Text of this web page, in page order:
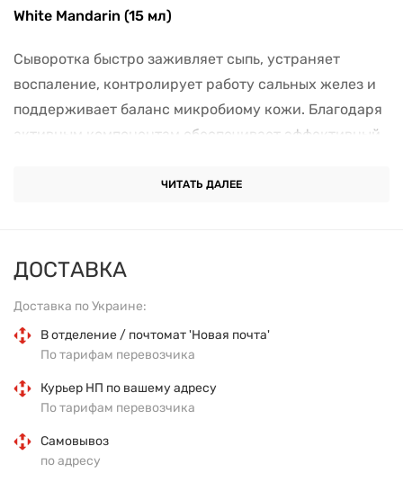
ДОСТАВКА
Доставка по Украине:
В отделение / почтомат 'Новая почта'
По тарифам перевозчика
Курьер НП по вашему адресу
По тарифам перевозчика
Самовывоз
по адресу
White Mandarin (15 мл)
Сыворотка быстро заживляет сыпь, устраняет
воспаление, контролирует работу сальных желез и
поддерживает баланс микробиому кожи. Благодаря
активным компонентам обеспечивает эффективный
Уменьшает воспаление, подсушивает сыпь
Регулирует выработку себума, уменьшает
жирный блеск
Предотвращает появление черных точек, папул и
пустул
ЧИТАТЬ ДАЛЕЕ